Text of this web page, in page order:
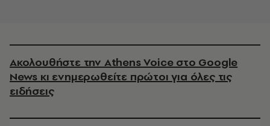
Ακολουθήστε την Athens Voice στο Google
News κι ενημερωθείτε πρώτοι για όλες τις
ειδήσεις